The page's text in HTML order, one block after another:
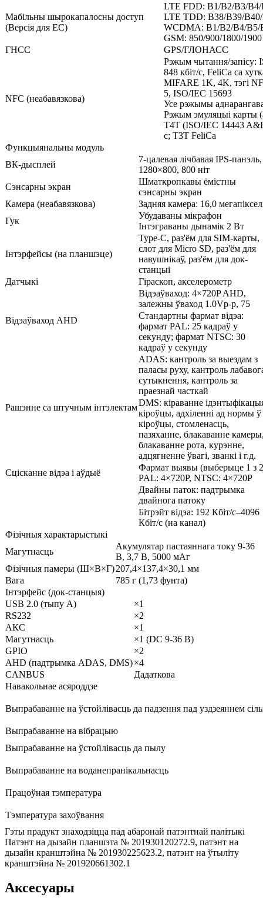
Мабільны шырокапалосны доступ
(Версія для ЕС)
LTE FDD: B1/B2/B3/
LTE TDD: B38/B39/
WCDMA: B1/B2/B4/B5/
GSM: 850/900/1800/
ГНСС
GPS/ГЛОНАСС
NFC (неабавязкова)
Рэжым чытання/запісу:
848 кбіт/с, FeliCa са
MIFARE 1K, 4K, тэгі
5, ISO/IEC 15693
Усе рэжымы
Рэжым эмуляцыі карты
T4T (ISO/IEC 14443
с; T3T FeliCa
Функцыянальны модуль
ВК-дысплей
7-цалевая лічбавая IPS-панэль,
1280×800, 800 ніт
Сэнсарны экран
Шматкропкавы ёмістны
сэнсарны экран
Камера (неабавязкова)
Задняя камера: 16,0
Гук
Убудаваны мікрафон
Інтэграваны дынамік 2 Вт
Інтэрфейсы (на планшэце)
Type-C, раз'ём для SIM-карты,
слот для Micro SD, раз'ём для
навушнікаў, раз'ём для док-
станцыі
Датчыкі
Гіраскоп, акселерометр
Відэаўваход AHD
Відэаўваход: 4×720P AHD,
залежны ўваход 1.0Vp-p, 75
Стандартны фармат відэа:
фармат PAL: 25 кадраў у
секунду; фармат NTSC: 30
кадраў у секунду
Рашэнне са штучным інтэлектам
ADAS: кантроль за выездам з
паласы руху, кантроль
сутыкнення, кантроль за
праезнай часткай
DMS: кіраванне
кіроўцы, адхіленні ад нормы ў
кіроўцы, стомленасць,
пазяханне, блакаванне
блакаванне рота, курэнне,
адцягненне ўвагі, званкі і г.д.
Сцісканне відэа і аўдыё
Фармат выявы (выберыце 1 з
PAL: 4×720P, NTSC: 4×720P
Двайны паток: падтрымка
двайнога патоку
Бітрэйт відэа: 192 Кбіт/с–4096
Кбіт/с (на канал)
Фізічныя характарыстыкі
Магутнасць
Акумулятар пастаяннага току 9-36
В, 3,7 В, 5000 мАг
Фізічныя памеры (Ш×В×Г)207,4×137,4×30,1 мм
Вага
785 г (1,73 фунта)
Інтэрфейс (док-станцыя)
USB 2.0 (тыпу A)
×1
RS232
×2
АКС
×1
Магутнасць
×1 (DC 9-36 В)
GPIO
×2
AHD (падтрымка ADAS, DMS)×4
CANBUS
Дадаткова
Навакольнае асяроддзе
Выпрабаванне на ўстойлівасць да падзення пад уздзеяннем
Выпрабаванне на вібрацыю
Выпрабаванне на ўстойлівасць да пылу
Выпрабаванне на воданепранікальнасць
Працоўная тэмпература
Тэмпература захоўвання
Гэты прадукт знаходзіцца пад абаронай патэнтнай палітыкі
Патэнт на дызайн планшэта № 201930120272.9, патэнт на
дызайн кранштэйна № 201930225623.2, патэнт на ўтыліту
кранштэйна № 201920661302.1
Аксесуары